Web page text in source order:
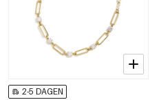
2-5 DAGEN